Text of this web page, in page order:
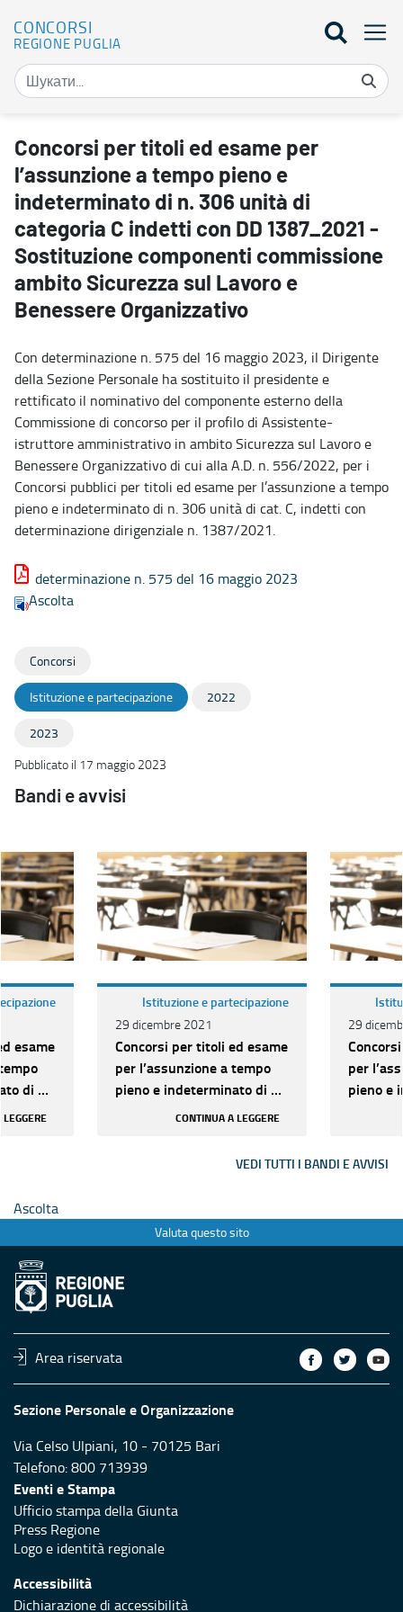
CONCORSI
REGIONE PUGLIA
Concorsi per titoli ed esame per l’assunzione a tempo pieno e
Concorsi per titoli ed esame per
l’assunzione a tempo pieno e
indeterminato di n. 306 unità di
categoria C indetti con DD 1387_2021 -
Sostituzione componenti commissione
ambito Sicurezza sul Lavoro e
Benessere Organizzativo
Con determinazione n. 575 del 16 maggio 2023, il Dirigente
della Sezione Personale ha sostituito il presidente e
rettificato il nominativo del componente esterno della
Commissione di concorso per il profilo di Assistente-
istruttore amministrativo in ambito Sicurezza sul Lavoro e
Benessere Organizzativo di cui alla A.D. n. 556/2022, per i
Concorsi pubblici per titoli ed esame per l’assunzione a tempo
pieno e indeterminato di n. 306 unità di cat. C, indetti con
determinazione dirigenziale n. 1387/2021.
determinazione n. 575 del 16 maggio 2023
Ascolta
Concorsi
Istituzione e partecipazione 2022
2023
Pubblicato il 17 maggio 2023
Bandi e avvisi
esame
di n.
C per
Istituzione e partecipazione
29 dicembre 2021
Concorsi per titoli ed esame
per l’assunzione a tempo
pieno e indeterminato di n.
306 unità di categoria C per
CONTINUA A LEGGERE
29
per
pieno e
VEDI TUTTI I BANDI E AVVISI
Ascolta
Valuta questo sito
Area riservata
Sezione Personale e Organizzazione
Via Celso Ulpiani, 10 - 70125 Bari
Telefono: 800 713939
Eventi e Stampa
Ufficio stampa della Giunta
Press Regione
Logo e identità regionale
Accessibilità
Dichiarazione di accessibilità